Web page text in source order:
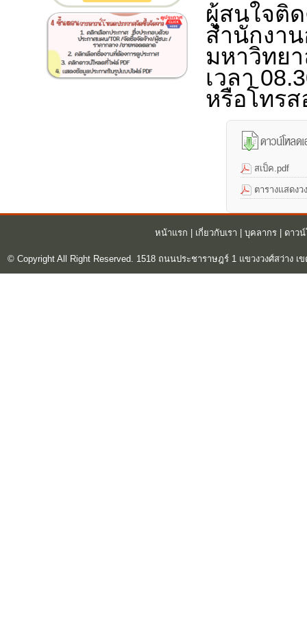
ผู้สนใจติ
สำนักงา
มหาวิทย
เวลา
หรือโทรส
สเป็ค.pdf
ตารางแสดง
หน้าแรก เกี่ยวกับเรา บุคลากร| ดาว
© Copyright All Right Reserved. 1518 ถนนประชาราษฎร์ 1 แขวงวงศ์สว่าง